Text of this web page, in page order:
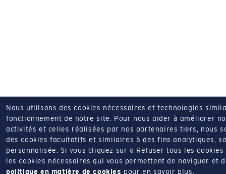
Nous utilisons des cookies nécessaires et technologies
fonctionnement de notre site. Pour nous aider à améliorer
activités et celles réalisées par nos partenaires tiers, nous
des cookies facultatifs et similaires à des fins analytiques,
personnalisée.
Si vous cliquez sur « Refuser tous les
les cookies nécessaires qui vous permettent de naviguer et
politique en matière de cookies pour en savoir plus.